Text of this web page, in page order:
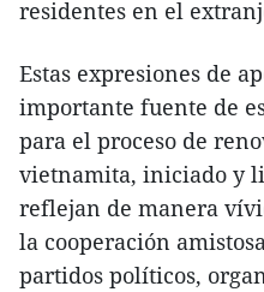
residentes en el
Estas expresiones de
importante fuente de
para el proceso de
vietnamita, iniciado y
reflejan de manera
la cooperación
partidos políticos,